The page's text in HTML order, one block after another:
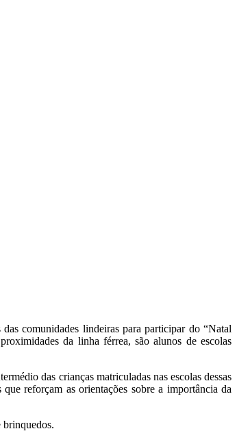
comunidades lindeiras para participar do “Natal
da linha férrea, são alunos de escolas
das crianças matriculadas nas escolas dessas
reforçam as orientações sobre a importância da
brinquedos.